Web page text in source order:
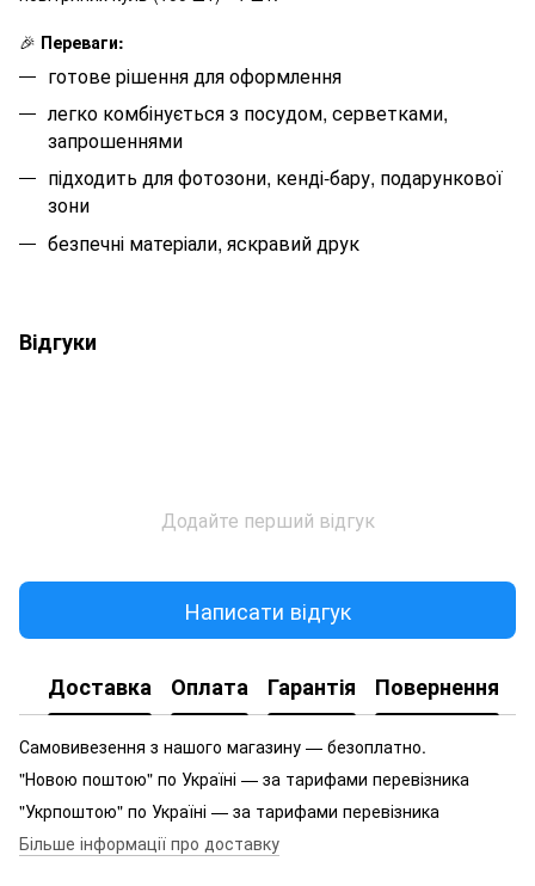
🎉 Переваги:
готове рішення для оформлення
легко комбінується з посудом, серветками,
запрошеннями
підходить для фотозони, кенді-бару, подарункової
зони
безпечні матеріали, яскравий друк
Відгуки
Додайте перший відгук
Написати відгук
Доставка Оплата Гарантія Повернення
Самовивезення з нашого магазину — безоплатно.
"Новою поштою" по Україні — за тарифами перевізника
"Укрпоштою" по Україні — за тарифами перевізника
Більше інформації про доставку